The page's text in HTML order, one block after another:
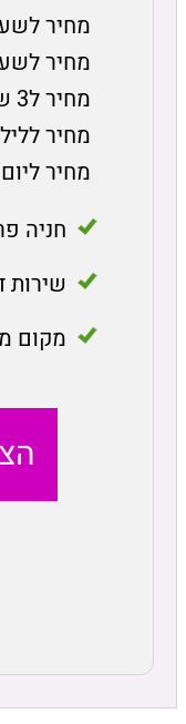
מחיר
מחיר
מחיר ל3 שעות
מחיר
מחיר
חניה
שירות
מקום